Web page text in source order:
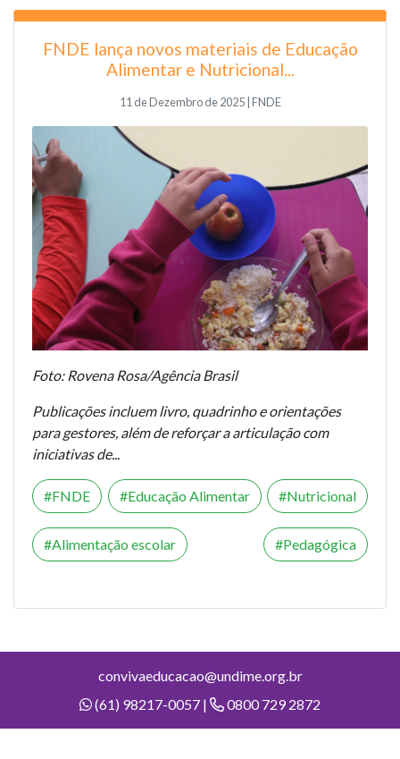
FNDE lança novos materiais de Educação
Alimentar e Nutricional...
11 de Dezembro de 2025 | FNDE
Foto: Rovena Rosa/Agência Brasil
Publicações incluem livro, quadrinho e orientações
para gestores, além de reforçar a articulação com
iniciativas de...
FNDE Educação Alimentar Nutricional
Alimentação escolar Pedagógica
convivaeducacao@undime.org.br
(61) 98217-0057 |
0800 729 2872